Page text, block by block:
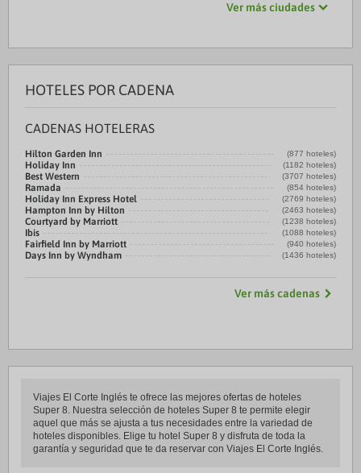
Ver más ciudades
HOTELES POR CADENA
CADENAS HOTELERAS
Hilton Garden Inn (877 hoteles)
Holiday Inn (1182 hoteles)
Best Western (3707 hoteles)
Ramada (854 hoteles)
Holiday Inn Express Hotel (2769 hoteles)
Hampton Inn by Hilton (2463 hoteles)
Courtyard by Marriott (1238 hoteles)
Ibis (1088 hoteles)
Fairfield Inn by Marriott (940 hoteles)
Days Inn by Wyndham (1436 hoteles)
Ver más cadenas
Viajes El Corte Inglés te ofrece las mejores ofertas de hoteles
Super 8. Nuestra selección de hoteles Super 8 te permite elegir
aquel que más se ajusta a tus necesidades entre la variedad de
hoteles disponibles. Elige tu hotel Super 8 y disfruta de toda la
garantía y seguridad que te da reservar con Viajes El Corte Inglés.